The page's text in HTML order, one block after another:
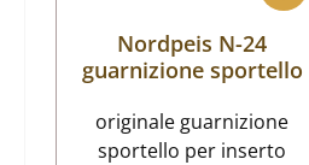
Nordpeis N-24
guarnizione sportello
originale guarnizione
sportello per inserto